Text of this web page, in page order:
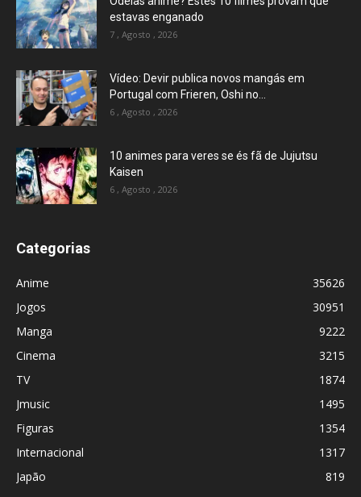
estavas enganado
7 , Agosto , 2026
Vídeo: Devir publica novos mangás em
Portugal com Frieren, Oshi no...
6 , Agosto , 2026
10 animes para veres se és fã de Jujutsu
Kaisen
6 , Agosto , 2026
Categorias
Anime
35626
Jogos
30951
Manga
9222
Cinema
3215
TV
1874
Jmusic
1495
Figuras
1354
Internacional
1317
Japão
819